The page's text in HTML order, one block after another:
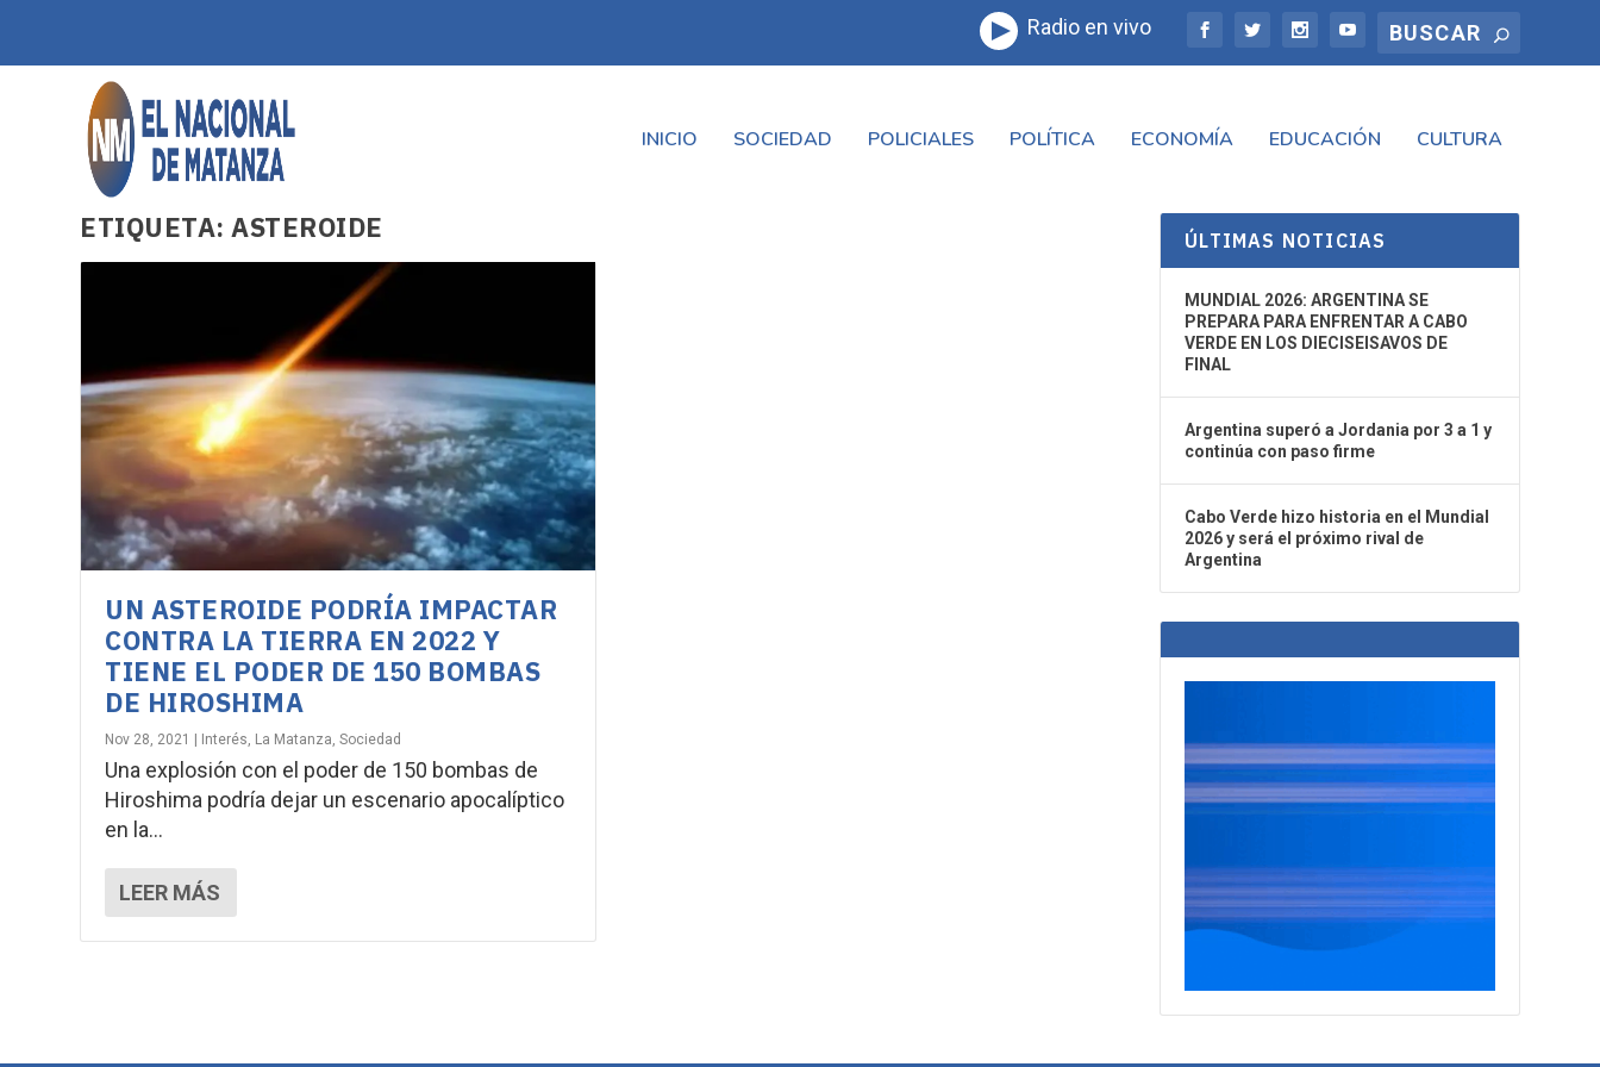
Radio en vivo
INICIO SOCIEDAD POLICIALES POLÍTICA ECONOMÍA EDUCACIÓN CULTURA
ETIQUETA:ASTEROIDE
UN ASTEROIDE PODRÍA IMPACTAR
CONTRA LA TIERRA EN 2022 Y
TIENE EL PODER DE 150 BOMBAS
DE HIROSHIMA
Nov 28, 2021 | Interés La Matanza ,Sociedad
Una explosión con el poder de 150 bombas de
Hiroshima podría dejar un escenario apocalíptico
en la...
LEER MÁS
ÚLTIMAS NOTICIAS
MUNDIAL 2026: ARGENTINA SE
PREPARA PARA ENFRENTAR A CABO
VERDE EN LOS DIECISEISAVOS DE
FINAL
Argentina superó a Jordania por 3 a 1 y
continúa con paso firme
Cabo Verde hizo historia en el Mundial
2026 y será el próximo rival de
Argentina